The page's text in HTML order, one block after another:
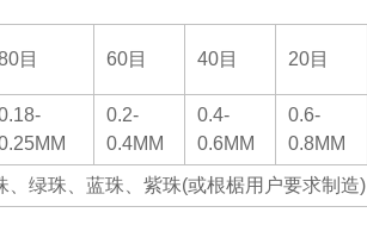
目 60目 40目 20目
0.2-
0.4MM
0.4-
0.6MM
0.6-
0.8MM
、绿珠、蓝珠、紫珠(或根椐用户要求制造)